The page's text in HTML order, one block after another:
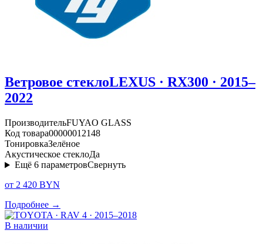
Ветровое стеклоLEXUS · RX300 · 2015–
2022
ПроизводительFUYAO GLASS
Код товара00000012148
ТонировкаЗелёное
Акустическое стеклоДа
Ещё 6 параметровСвернуть
от 2 420 BYN
Подробнее →
В наличии